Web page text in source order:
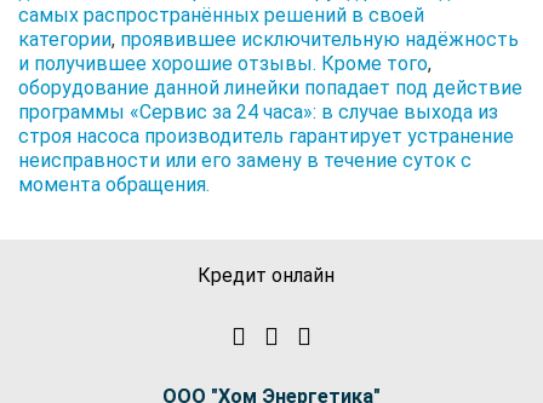
самых распространённых решений в своей
категории, проявившее исключительную надёжность
и получившее хорошие отзывы. Кроме того,
оборудование данной линейки попадает под действие
программы «Сервис за 24 часа»: в случае выхода из
строя насоса производитель гарантирует устранение
неисправности или его замену в течение суток с
момента обращения.
Кредит онлайн
ООО "Хом Энергетика"